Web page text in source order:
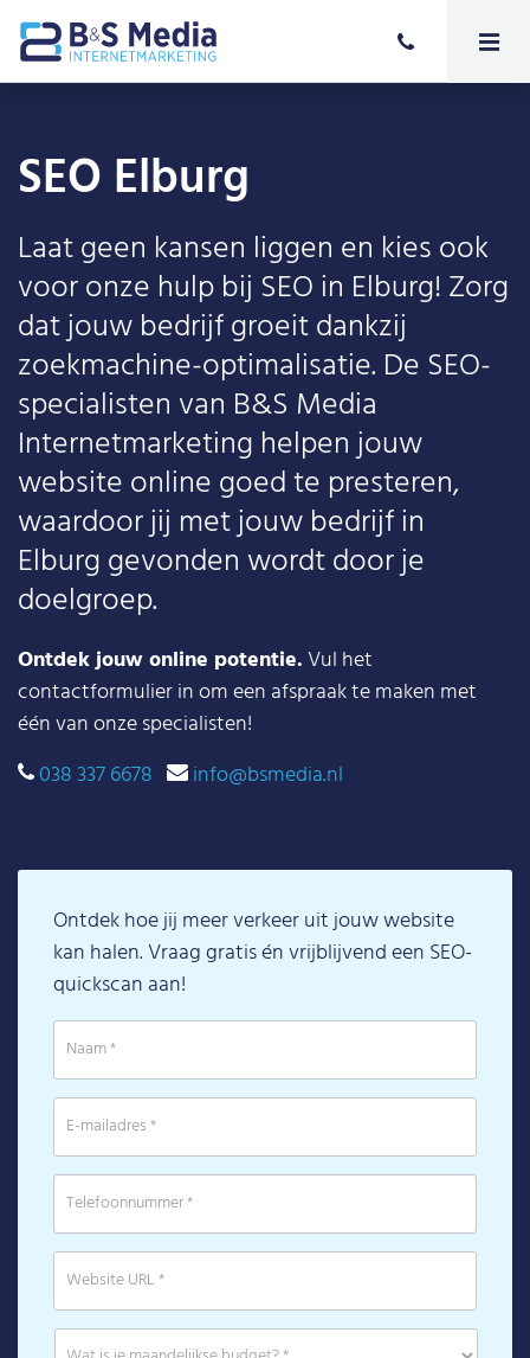
SEO Elburg
Laat geen kansen liggen en kies ook
voor onze hulp bij SEO in Elburg! Zorg
dat jouw bedrijf groeit dankzij
zoekmachine-optimalisatie. De SEO-
specialisten van B&S Media
Internetmarketing helpen jouw
website online goed te presteren,
waardoor jij met jouw bedrijf in
Elburg gevonden wordt door je
doelgroep.
Ontdek jouw online potentie.Vul het
contactformulier in om een afspraak te maken met
één van onze specialisten!
038 337 6678
info@bsmedia.nl
Ontdek hoe jij meer verkeer uit jouw website
kan halen. Vraag gratis én vrijblijvend een SEO-
quickscan aan!